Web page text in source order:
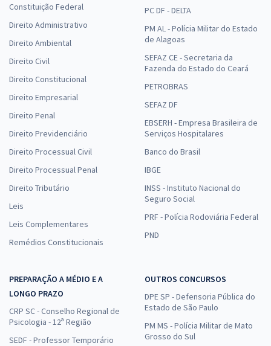
Constituição Federal
Direito Administrativo
Direito Ambiental
Direito Civil
Direito Constitucional
Direito Empresarial
Direito Penal
Direito Previdenciário
Direito Processual Civil
Direito Processual Penal
Direito Tributário
Leis
Leis Complementares
Remédios Constitucionais
PC DF - DELTA
PM AL - Polícia Militar do Estado
de Alagoas
SEFAZ CE - Secretaria da
Fazenda do Estado do Ceará
PETROBRAS
SEFAZ DF
EBSERH - Empresa Brasileira de
Serviços Hospitalares
Banco do Brasil
IBGE
INSS - Instituto Nacional do
Seguro Social
PRF - Polícia Rodoviária Federal
PND
PREPARAÇÃO A MÉDIO E A
LONGO PRAZO
CRP SC - Conselho Regional de
Psicologia - 12ª Região
SEDF - Professor Temporário
OUTROS CONCURSOS
DPE SP - Defensoria Pública do
Estado de São Paulo
PM MS - Polícia Militar de Mato
Grosso do Sul